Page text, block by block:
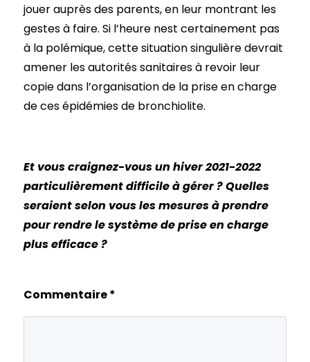
jouer auprès des parents, en leur montrant les
gestes à faire. Si l’heure nest certainement pas
à la polémique, cette situation singulière devrait
amener les autorités sanitaires à revoir leur
copie dans l’organisation de la prise en charge
de ces épidémies de bronchiolite.
Et vous craignez-vous un hiver 2021-2022
particulièrement difficile à gérer ? Quelles
seraient selon vous les mesures à prendre
pour rendre le système de prise en charge
plus efficace ?
Commentaire*